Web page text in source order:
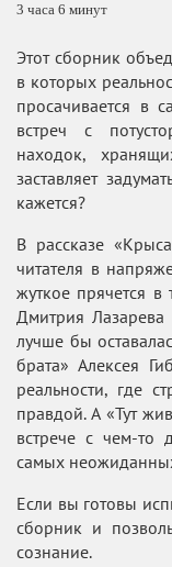
3 часа 6 минут
Этот сборник
в которых
просачивается в
встреч с
находок,
заставляет
кажется?
В рассказе
читателя в
жуткое прячется
Дмитрия Лазарева
лучше бы
брата» Алексея
реальности, где
правдой. А «Тут
встрече с чем-то
самых
Если вы готовы
сборник и
сознание.